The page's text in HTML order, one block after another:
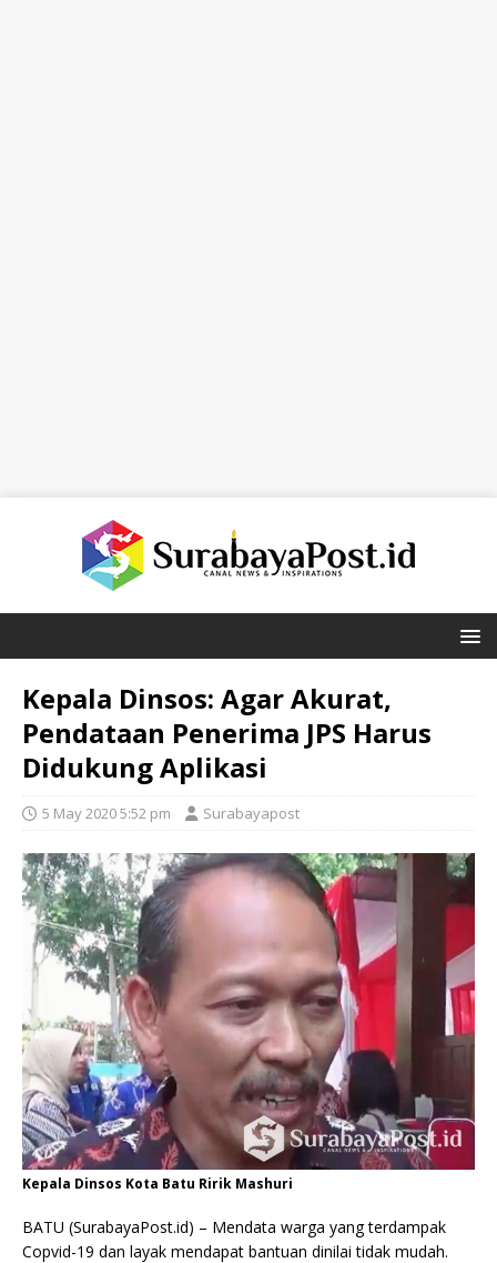
Kepala Dinsos: Agar Akurat,
Pendataan Penerima JPS Harus
Didukung Aplikasi
5 May 2020 5:52 pm Surabayapost
Kepala Dinsos Kota Batu Ririk Mashuri
BATU (SurabayaPost.id) – Mendata warga yang terdampak
Copvid-19 dan layak mendapat bantuan dinilai tidak mudah.